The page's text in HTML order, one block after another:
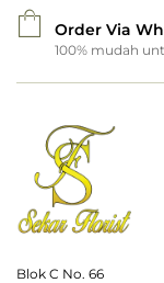
Order Via
100% mudah
Blok C No. 66